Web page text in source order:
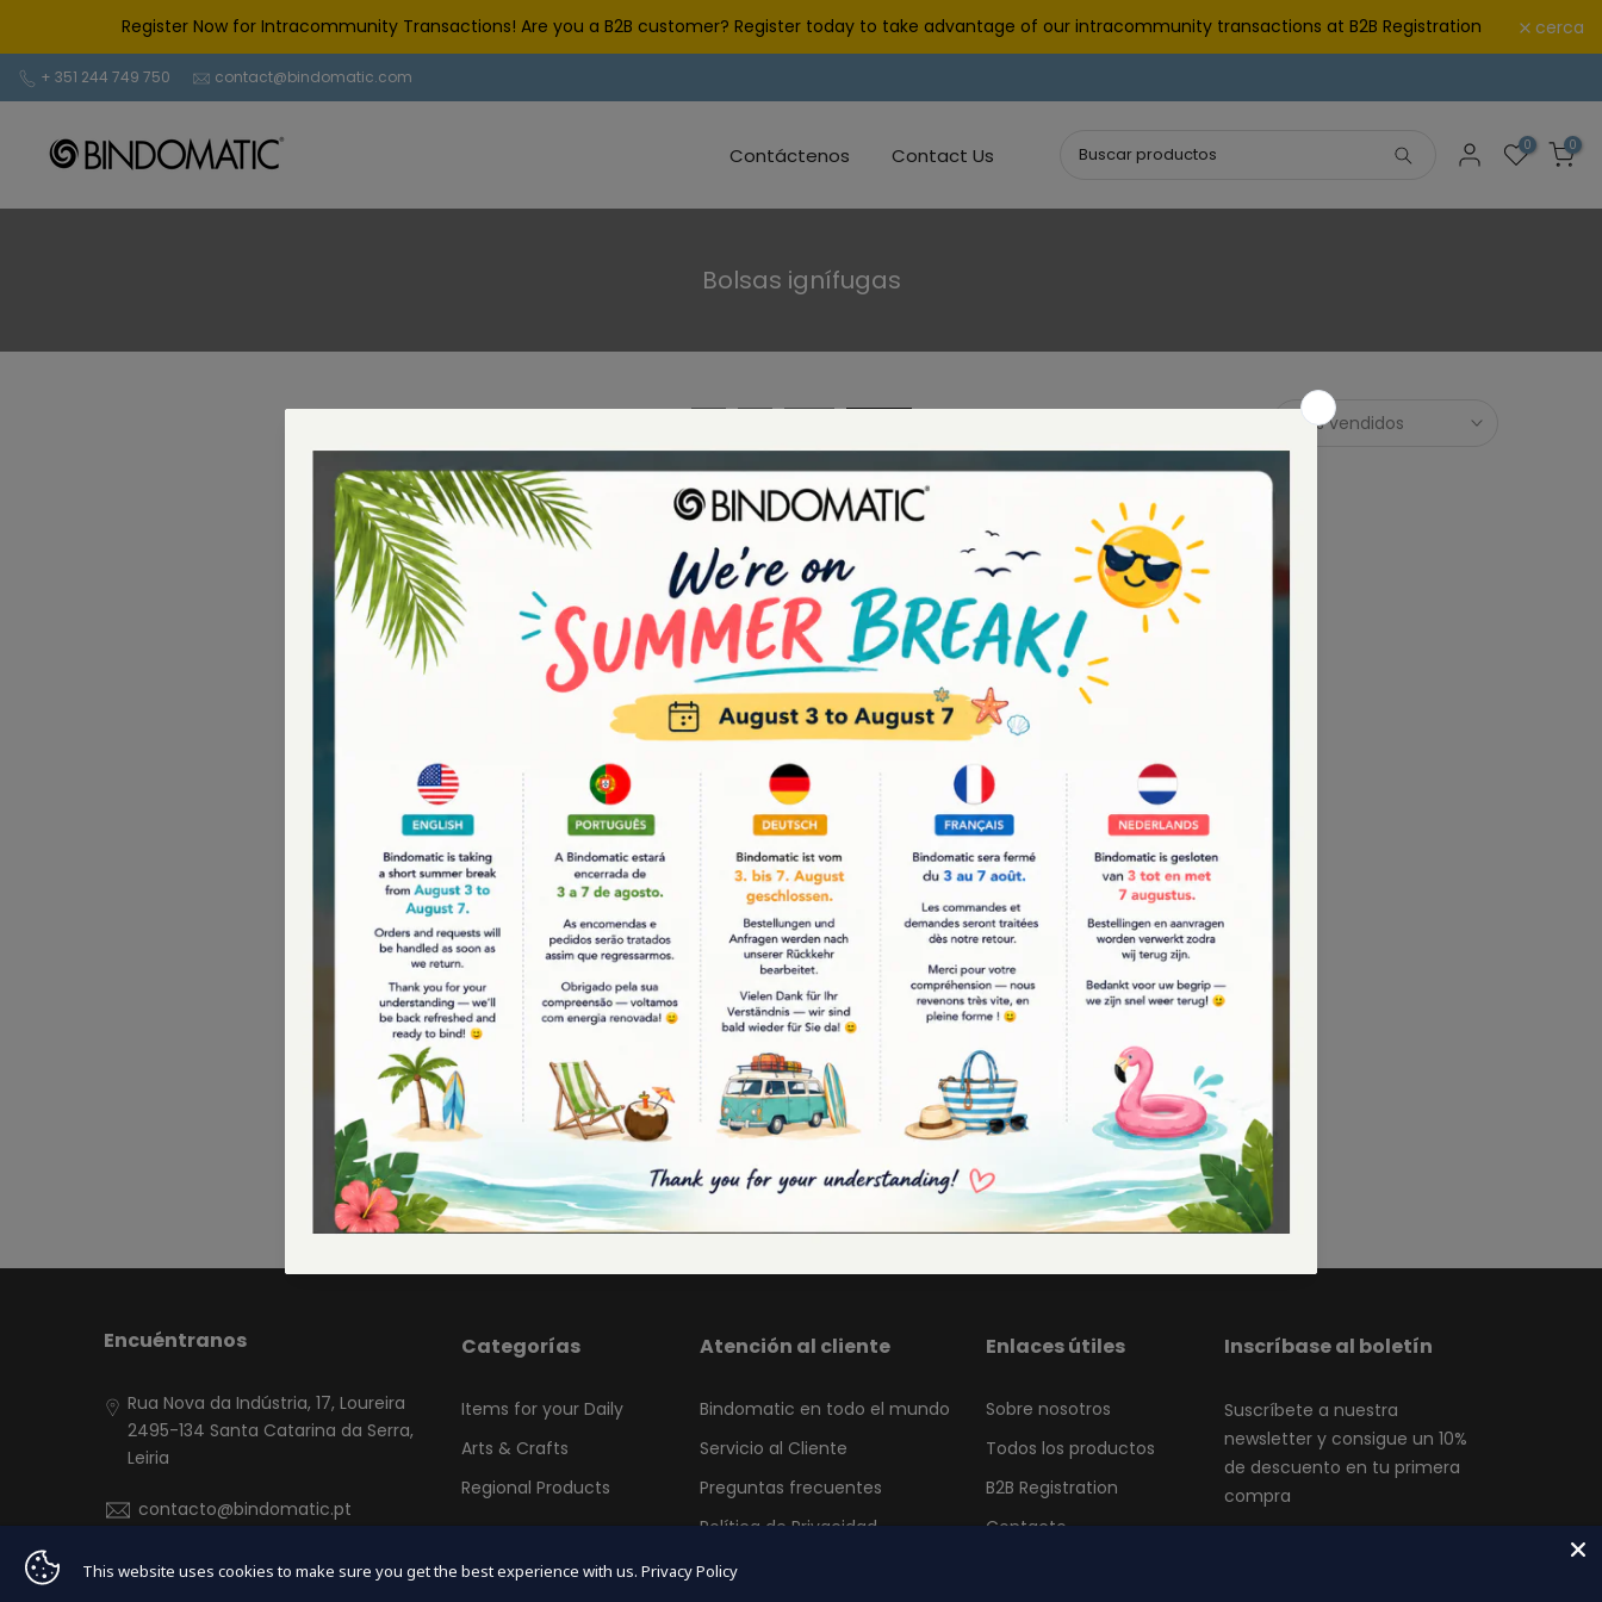
contenido
Register Now for Intracommunity Transactions! Are you a B2B customer? Register today to take advantage of our intracommunity transactions at B2B Registration cerca
+ 351 244 749 750 contact@bindomatic.com
Contáctenos Contact Us 0 0
Bolsas ignífugas
Más vendidos
Royal
Chimenea real | FB25
€89,00 €71.00
- 20 %
Bolsa de fuego real | FB15
€41,95
€33.56
Lamentablemente ningún producto coincidió con su selección.
Encuéntranos
Rua Nova da Indústria, 17, Loureira
2495-134 Santa Catarina da Serra,
Leiria
contacto@bindomatic.pt
Categorías
Items for your Daily
Arts & Crafts
Regional Products
Atención al cliente
Bindomatic en todo el mundo
Servicio al Cliente
Preguntas frecuentes
Política de Privacidad
Code Conduct
Enlaces útiles
Sobre nosotros
Todos los productos
B2B Registration
Contacto
Inscríbase al boletín
Suscríbete a nuestra
newsletter y consigue un 10%
de descuento en tu primera
compra
This website uses cookies to make sure you get the best experience with us. Privacy Policy